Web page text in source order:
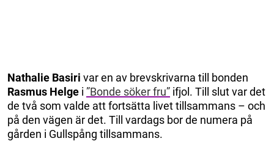
Nathalie Basiri var en av brevskrivarna till bonden
Rasmus Helge i ”Bonde söker fru” ifjol. Till slut var det
de två som valde att fortsätta livet tillsammans – och
på den vägen är det. Till vardags bor de numera på
gården i Gullspång tillsammans.